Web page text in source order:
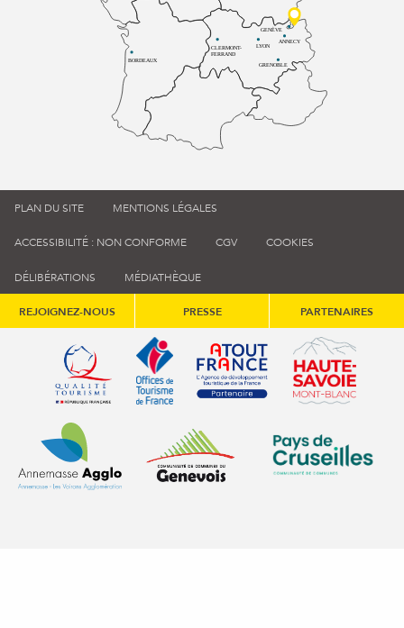
BORDEAUX
CLERMONT-
FERRAND
LYON
ANNECY
GRENOBLE
GENÈVE
PLAN DU SITE MENTIONS LÉGALES
ACCESSIBILITÉ : NON CONFORME CGV COOKIES
DÉLIBÉRATIONS MÉDIATHÈQUE
REJOIGNEZ-NOUS PRESSE PARTENAIRES
Qualité tourisme (s'ouvre dans une nouvelle fenêtre)
Office de tourisme de France (s'ouvre
Atout France (s'ouvre dans
Annemasse Agglo (s'ouvre dans une nouvelle fenêtre)
Communauté de communes du
Communauté de